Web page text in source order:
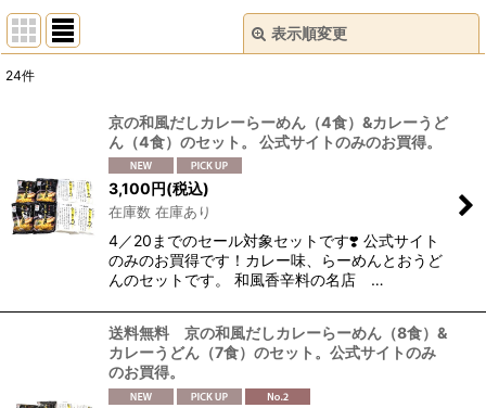
表示順変更
24件
京の和風だしカレーらーめん（4食）&カレーうど
ん（4食）のセット。 公式サイトのみのお買得。
3,100円(税込)
在庫数 在庫あり
4／20までのセール対象セットです❣️ 公式サイト
のみのお買得です！カレー味、らーめんとおうど
んのセットです。 和風香辛料の名店 …
送料無料 京の和風だしカレーらーめん（8食）&
カレーうどん（7食）のセット。公式サイトのみ
のお買得。